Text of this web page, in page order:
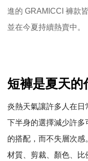
進的 GRAMICCI 褲款
並在今夏持續熱賣中。
短褲是夏天的
炎熱天氣讓許多人在
下半身的選擇減少許多
的搭配，而不失層次感
材質、剪裁、顏色、比